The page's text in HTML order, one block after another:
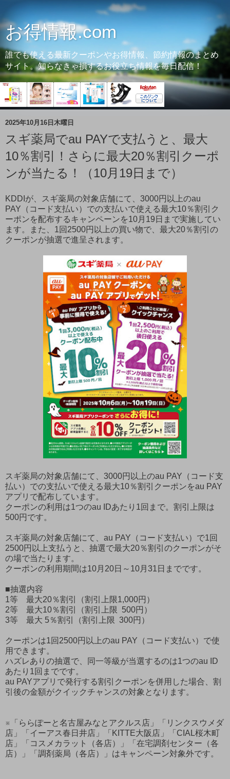
お得情報.com
誰でも使える最新クーポンやお得情報、節約情報のまとめ
サイト。知らなきゃ損するお役立ち情報を毎日配信！
2025年10月16日木曜日
スギ薬局でau PAYで支払うと、最大
10％割引！さらに最大20％割引クーポ
ンが当たる！（10月19日まで）
KDDIが、スギ薬局の対象店舗にて、3000円以上のau
PAY（コード支払い）での支払いで使える最大10％割引ク
ーポンを配布するキャンペーンを10月19日まで実施してい
ます。また、1回2500円以上の買い物で、最大20％割引の
クーポンが抽選で進呈されます。
スギ薬局の対象店舗にて、3000円以上のau PAY（コード支
払い）での支払いで使える最大10％割引クーポンをau PAY
アプリで配布しています。
クーポンの利用は1つのau IDあたり1回まで。割引上限は
500円です。
スギ薬局の対象店舗にて、au PAY（コード支払い）で1回
2500円以上支払うと、抽選で最大20％割引のクーポンがそ
の場で当たります。
クーポンの利用期間は10月20日～10月31日までです。
■抽選内容
1等 最大20％割引（割引上限1,000円）
2等 最大10％割引（割引上限 500円）
3等 最大 5％割引（割引上限 300円）
クーポンは1回2500円以上のau PAY（コード支払い）で使
用できます。
ハズレありの抽選で、同一等級が当選するのは1つのau ID
あたり1回までです。
au PAYアプリで発行する割引クーポンを併用した場合、割
引後の金額がクイックチャンスの対象となります。
※「ららぽーと名古屋みなとアクルス店」「リンクスウメダ
店」「イーアス春日井店」「KITTE大阪店」「CIAL桜木町
店」「コスメカラット（各店）」「在宅調剤センター（各
店）」「調剤薬局（各店）」はキャンペーン対象外です。